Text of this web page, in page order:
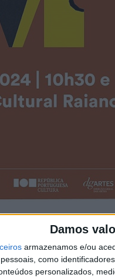
Damos
armazenamos e/ou
como
personalizados,
no ano passado, a
em duas sessões no